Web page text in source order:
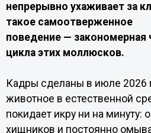
непрерывно ухаживает за
такое самоотверженное
поведение — закономерная
цикла этих моллюсков.
Кадры сделаны в июле 2026
животное в естественной
покидает икру ни на минуту:
хищников и постоянно